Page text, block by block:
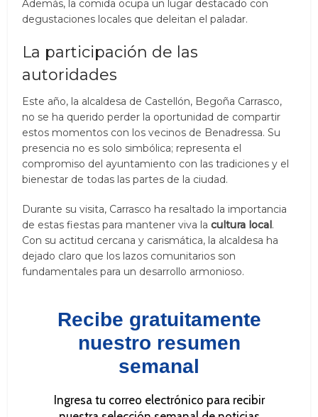
Además, la comida ocupa un lugar destacado con
degustaciones locales que deleitan el paladar.
La participación de las
autoridades
Este año, la alcaldesa de Castellón, Begoña Carrasco,
no se ha querido perder la oportunidad de compartir
estos momentos con los vecinos de Benadressa. Su
presencia no es solo simbólica; representa el
compromiso del ayuntamiento con las tradiciones y el
bienestar de todas las partes de la ciudad.
Durante su visita, Carrasco ha resaltado la importancia
de estas fiestas para mantener viva lacultura local.
Con su actitud cercana y carismática, la alcaldesa ha
dejado claro que los lazos comunitarios son
fundamentales para un desarrollo armonioso.